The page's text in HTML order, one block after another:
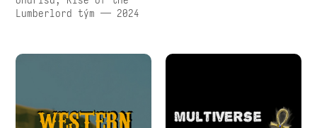
Lumberlord tým — 2024